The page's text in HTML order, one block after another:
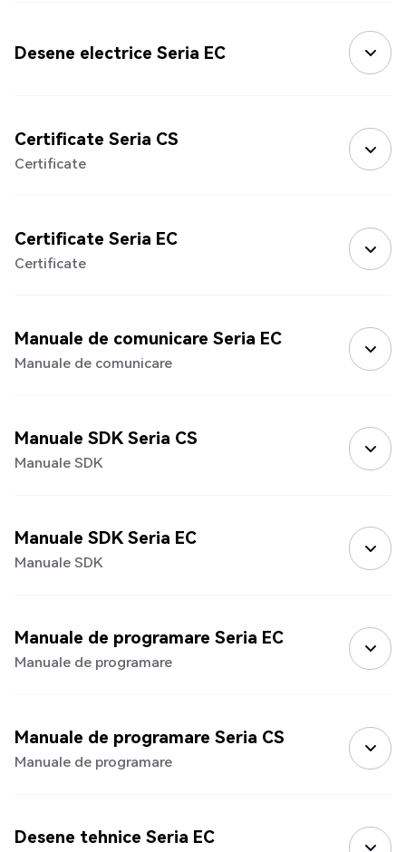
Desene electrice Seria EC
Certificate Seria CS
Certificate
Certificate Seria EC
Certificate
Manuale de comunicare Seria EC
Manuale de comunicare
Manuale SDK Seria CS
Manuale SDK
Manuale SDK Seria EC
Manuale SDK
Manuale de programare Seria EC
Manuale de programare
Manuale de programare Seria CS
Manuale de programare
Desene tehnice Seria EC